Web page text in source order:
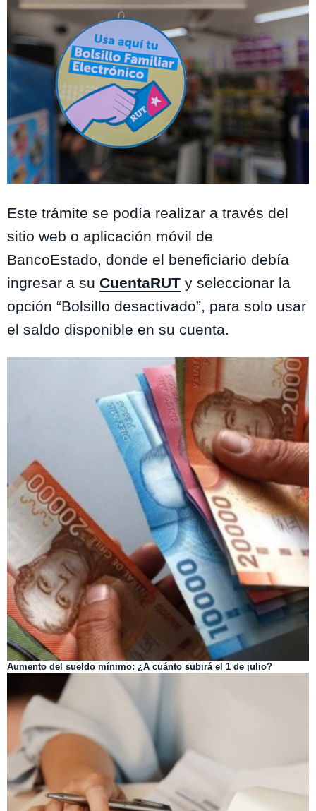
Este trámite se podía realizar a través del
sitio web o aplicación móvil de
BancoEstado, donde el beneficiario debía
ingresar a su CuentaRUT y seleccionar la
opción “Bolsillo desactivado”, para solo usar
el saldo disponible en su cuenta.
Aumento del sueldo mínimo: ¿A cuánto subirá el 1 de julio?